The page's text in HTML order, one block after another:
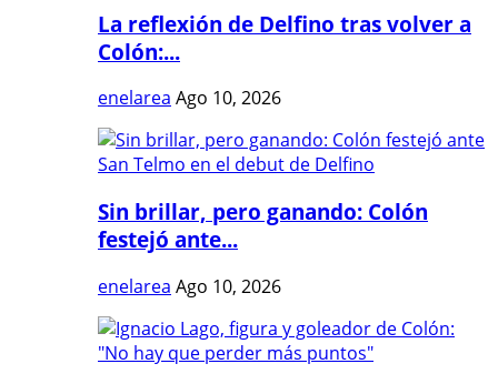
La reflexión de Delfino tras volver a
Colón:...
enelarea Ago 10, 2026
Sin brillar, pero ganando: Colón
festejó ante...
enelarea Ago 10, 2026